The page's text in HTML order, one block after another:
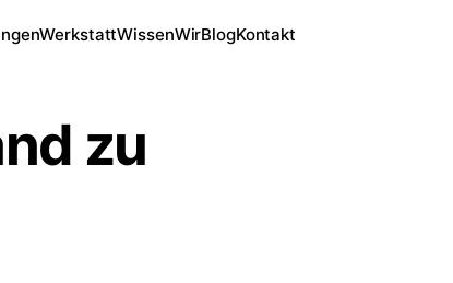
WerkstattWissenWirBlogKontakt
zu